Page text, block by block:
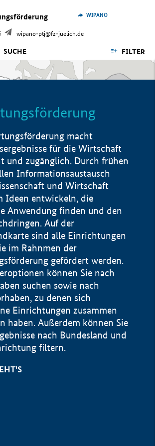
wipano-ptj@fz-juelich.de
WIPANO
SUCHE FILTER
macht
für die Wirtschaft
und zugänglich. Durch frühen
Informationsaustausch
und Wirtschaft
Ideen entwickeln, die
Anwendung finden und den
Auf der
sind alle Einrichtungen
im Rahnmen der
gefördert werden.
können Sie nach
suchen sowie nach
zu denen sich
Einrichtungen zusammen
haben. Außerdem können Sie
nach Bundesland und
filtern.